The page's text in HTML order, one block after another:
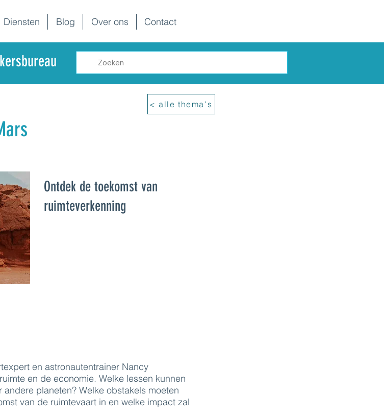
Diensten Blog Over ons Contact
< alle thema's
Ontdek de toekomst van
ruimteverkenning
en astronautentrainer Nancy
en de economie. Welke lessen kunnen
planeten? Welke obstakels moeten
van de ruimtevaart in en welke impact zal